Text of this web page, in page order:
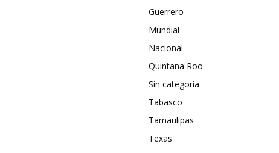
Guerrero
Mundial
Nacional
Quintana Roo
Sin categoría
Tabasco
Tamaulipas
Texas